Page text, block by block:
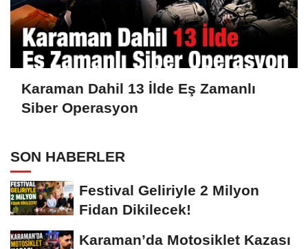
Karaman Dahil 13 İlde Eş Zamanlı
Siber Operasyon
SON HABERLER
Festival Geliriyle 2 Milyon
Fidan Dikilecek!
Karaman’da Motosiklet Kazası